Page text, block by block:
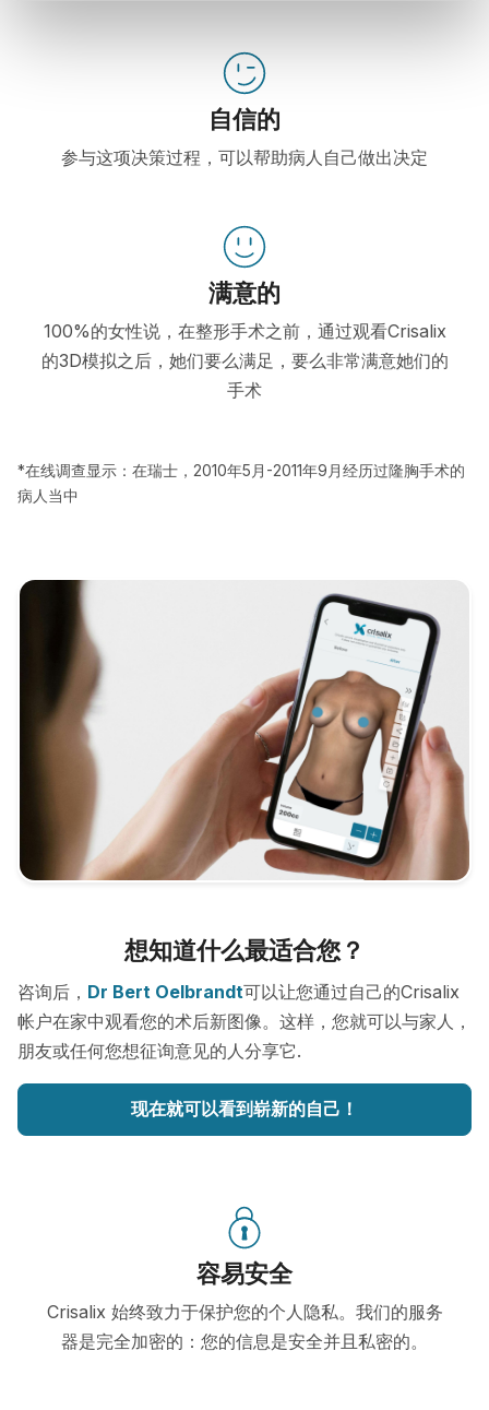
自信的
参与这项决策过程，可以帮助病人自己做出决定
满意的
100%的女性说，在整形手术之前，通过观看Crisalix
的3D模拟之后，她们要么满足，要么非常满意她们的
手术
*在线调查显示：在瑞士，2010年5月-2011年9月经历过隆胸手术的
病人当中
想知道什么最适合您？
咨询后， Dr Bert Oelbrandt可以让您通过自己的Crisalix
帐户在家中观看您的术后新图像。这样，您就可以与家人，
朋友或任何您想征询意见的人分享它.
现在就可以看到崭新的自己！
容易安全
Crisalix 始终致力于保护您的个人隐私。我们的服务
器是完全加密的：您的信息是安全并且私密的。